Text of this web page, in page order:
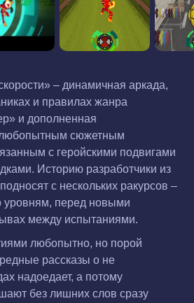
– динамичная аркада,
и правилах жанра
и дополненная
сюжетным
с геройскими подвигами
Историю разработчики из
с нескольких ракурсов –
уровням, перед новыми
между испытаниями.
любопытно, но порой
рассказы о не
надоедает, а потому
без лишних слов сразу